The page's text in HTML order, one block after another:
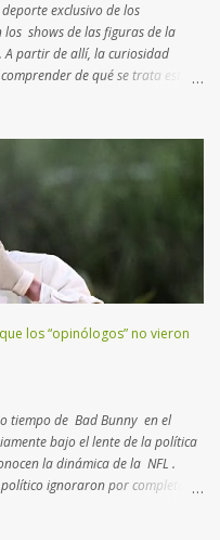
exclusivo de los
shows de las figuras de la
A partir de allí, la curiosidad
de qué se trata esta
bien es cierto, hay
disciplina es un “ ajedrez
en la edad media con actores
hay dos equipos de 11
cada uno deberá transitar
un balón ovalado. El
mundial...
los “opinólogos” no vieron
tiempo de Bad Bunny en el
bajo el lente de la política
la dinámica de la NFL .
ignoraron por completo el